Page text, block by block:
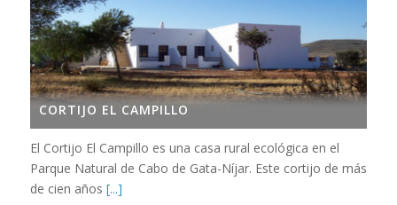
CORTIJO EL CAMPILLO
El Cortijo El Campillo es una casa rural ecológica en el
Parque Natural de Cabo de Gata-Níjar. Este cortijo de más
de cien años [...]